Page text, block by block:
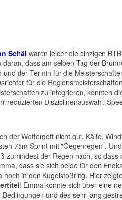
Schäl waren leider die einzigen
daran, dass am selben Tag der
der Termin für die
für die
zu integrieren, konnten
reduzierten Disziplinenauswahl.
der Wettergott nicht gut. Kälte,
75m Sprint mit "Gegenregen".
zumindest der Regen nach, so
dass sie sich beide für den
in den Kugelstoßring. Hier
! Emma konnte sich über eine
und des sehr lang